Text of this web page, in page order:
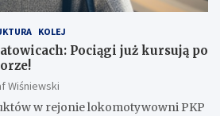
KOLEJ
Pociągi już kursują po
Wiśniewski
w rejonie lokomotywowni PKP